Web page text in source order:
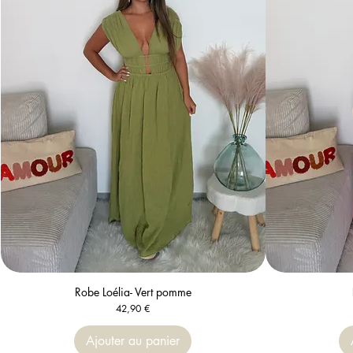
Aperçu rapide
Robe Loélia- Vert pomme
Prix
42,90 €
Ajouter au panier